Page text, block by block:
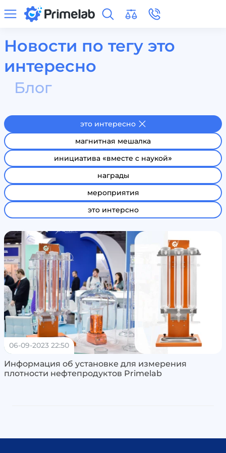
Новости по тегу это
интересно
Блог
это интересно
магнитная мешалка
инициатива «вместе с наукой»
награды
мероприятия
это интерсно
06-09-2023 22:50
Информация об установке для измерения
плотности нефтепродуктов Primelab